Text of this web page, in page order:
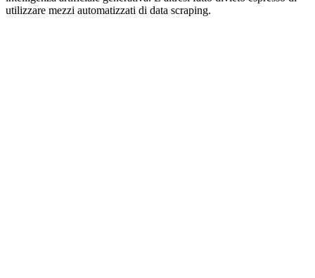
utilizzare mezzi automatizzati di data scraping.